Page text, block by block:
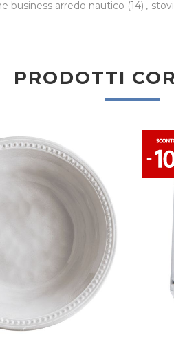
business arredo nautico (14) ,
PRODOTTI